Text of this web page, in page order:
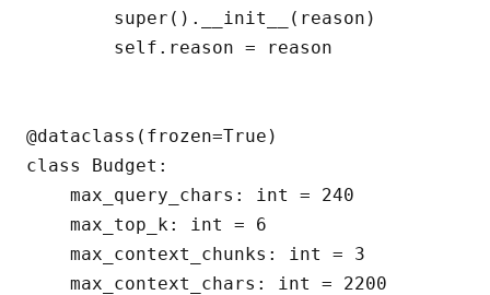
        super().__init__(reason)
        self.reason = reason
@dataclass(frozen=True)
class Budget:
    max_query_chars: int = 240
    max_top_k: int = 6
    max_context_chunks: int = 3
    max_context_chars: int = 2200